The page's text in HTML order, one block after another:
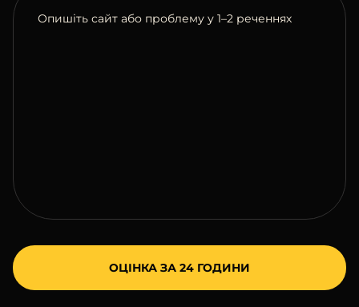
Опишіть сайт або проблему у 1–2 реченнях